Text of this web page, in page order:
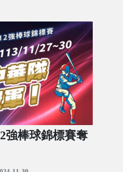
強棒球錦標賽奪